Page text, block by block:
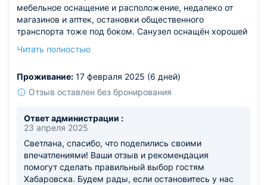
мебельное оснащение и расположение, недалеко от
магазинов и аптек, остановки общественного
транспорта тоже под боком. Санузел оснащён хорошей
стабильно. Рекомендую присмотреться к данному
Читать полностью
Проживание: 17 февраля 2025 (6 дней)
Отзыв оставлен без бронирования
Ответ администрации :
23 апреля 2025
Светлана, спасибо, что поделились своими
впечатлениями! Ваши отзыв и рекомендация
помогут сделать правильный выбор гостям
Хабаровска. Будем рады, если остановитесь у нас